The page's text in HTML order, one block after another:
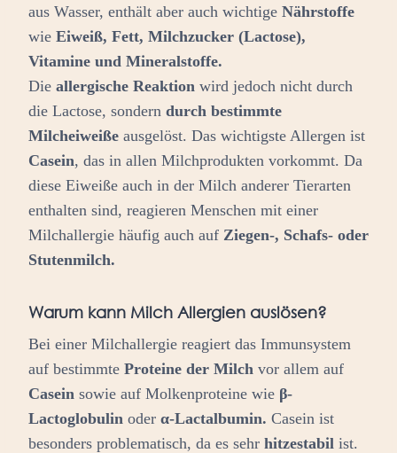
aus Wasser, enthält aber auch wichtige Nährstoffe
wie Eiweiß, Fett, Milchzucker (Lactose),
Vitamine und Mineralstoffe.
Die allergische Reaktion wird jedoch nicht durch
die Lactose, sondern durch bestimmte
Milcheiweiße ausgelöst. Das wichtigste Allergen ist
Casein, das in allen Milchprodukten vorkommt. Da
diese Eiweiße auch in der Milch anderer Tierarten
enthalten sind, reagieren Menschen mit einer
Milchallergie häufig auch auf Ziegen-, Schafs- oder
Stutenmilch.
Warum kann Milch Allergien auslösen?
Bei einer Milchallergie reagiert das Immunsystem
auf bestimmte Proteine der Milch vor allem auf
Casein sowie auf Molkenproteine wie β-
Lactoglobulin oder α-Lactalbumin. Casein ist
besonders problematisch, da es sehr hitzestabil ist.